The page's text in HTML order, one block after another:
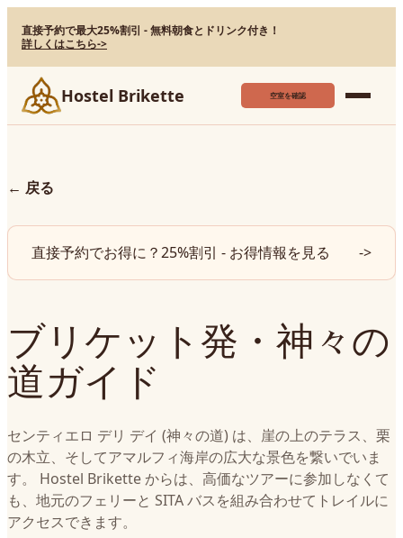
直接予約で最大25%割引 - 無料朝食とドリンク付き！
詳しくはこちら->
Hostel Brikette 空室を確認
← 戻る
直接予約でお得に？25%割引 - お得情報を見る ->
ブリケット発・神々の
道ガイド
センティエロ デリ デイ (神々の道) は、崖の上のテラス、栗
の木立、そしてアマルフィ海岸の広大な景色を繋いでいま
す。 Hostel Brikette からは、高価なツアーに参加しなくて
も、地元のフェリーと SITA バスを組み合わせてトレイルに
アクセスできます。